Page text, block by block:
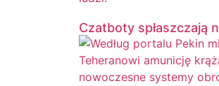
Czatboty spłaszczają